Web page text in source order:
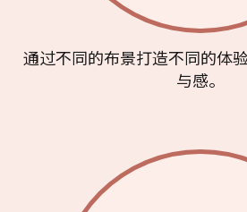
通过不同的布景打造不同的体
与感。